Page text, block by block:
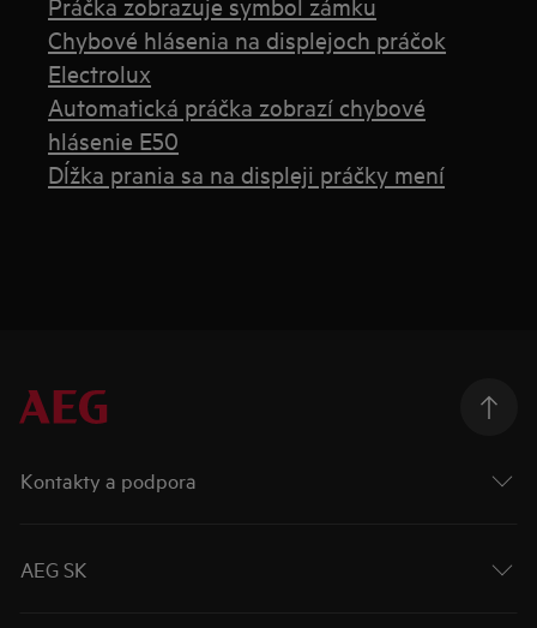
Chybové hlásenia na displejoch práčok
Electrolux
Automatická práčka zobrazí chybové
hlásenie E50
Dĺžka prania sa na displeji práčky mení
Kontakty a podpora
AEG SK